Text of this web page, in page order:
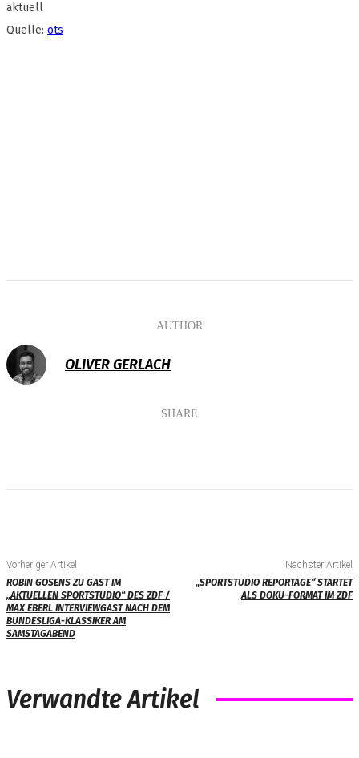
aktuell
Quelle: ots
AUTHOR
OLIVER GERLACH
SHARE
Vorheriger Artikel
ROBIN GOSENS ZU GAST IM
„AKTUELLEN SPORTSTUDIO“ DES ZDF /
MAX EBERL INTERVIEWGAST NACH DEM
BUNDESLIGA-KLASSIKER AM
SAMSTAGABEND
Nächster Artikel
„SPORTSTUDIO REPORTAGE“ STARTET
ALS DOKU-FORMAT IM ZDF
Verwandte Artikel